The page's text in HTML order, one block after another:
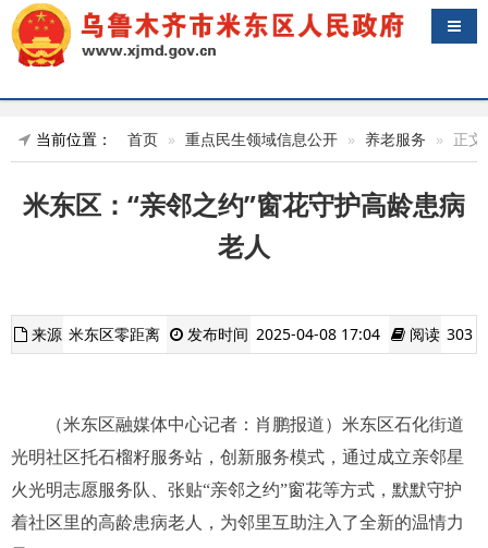
导航
当前位置： 首页 重点民生领域信息公开 养老服务 正文
米东区：“亲邻之约”窗花守护高龄患病
老人
来源 米东区零距离 发布时间 2025-04-08 17:04 阅读 303
（米东区融媒体中心记者：肖鹏报道）米东区石化街道
光明社区托石榴籽服务站，创新服务模式，通过成立亲邻星
火光明志愿服务队、张贴“亲邻之约”窗花等方式，默默守护
着社区里的高龄患病老人，为邻里互助注入了全新的温情力